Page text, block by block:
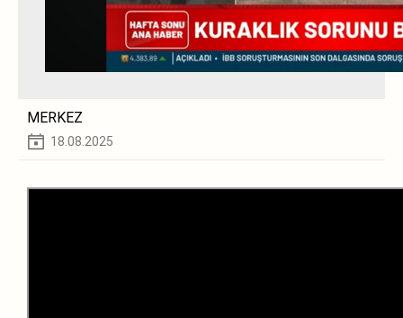
MERKEZ
18.08.2025